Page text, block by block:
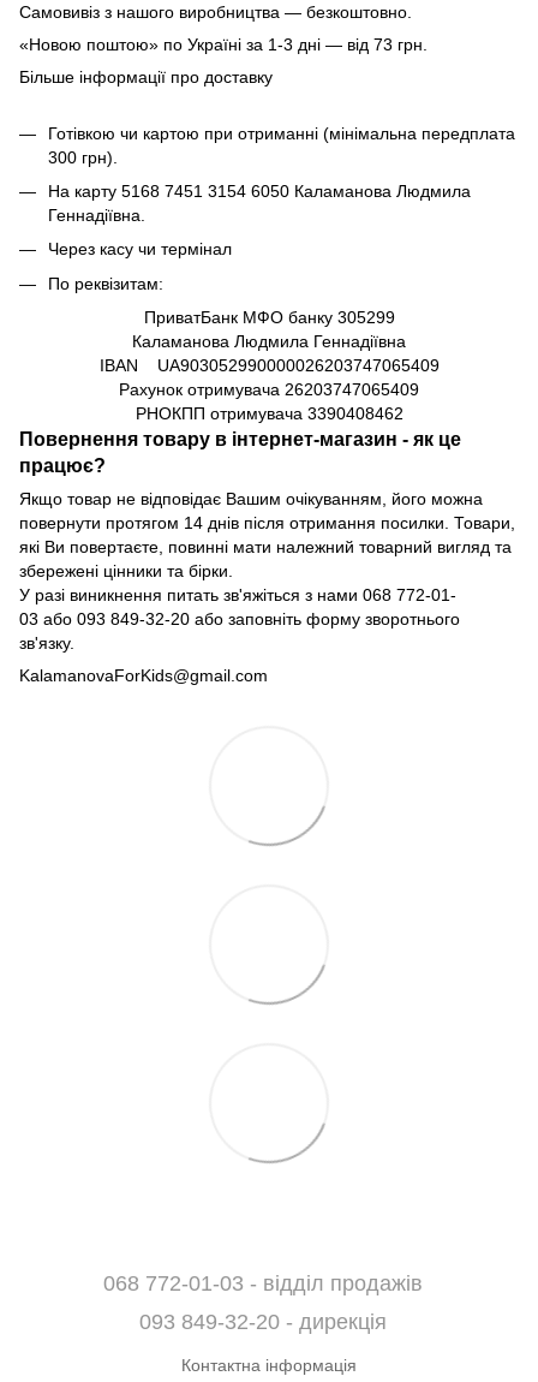
Самовивіз з нашого виробництва — безкоштовно.
«Новою поштою» по Україні за 1-3 дні — від 73 грн.
Більше інформації про доставку
Готівкою чи картою при отриманні (мінімальна передплата
300 грн).
На карту 5168 7451 3154 6050 Каламанова Людмила
Геннадіївна.
Через касу чи термінал
По реквізитам:
ПриватБанк МФО банку 305299
Каламанова Людмила Геннадіївна
IBAN UA903052990000026203747065409
Рахунок отримувача 26203747065409
РНОКПП отримувача 3390408462
Повернення товару в інтернет-магазин - як це
працює?
Якщо товар не відповідає Вашим очікуванням, його можна
повернути протягом 14 днів після отримання посилки. Товари,
які Ви повертаєте, повинні мати належний товарний вигляд та
збережені цінники та бірки.
У разі виникнення питать зв'яжіться з нами 068 772-01-
03 або 093 849-32-20 або заповніть форму зворотнього
зв'язку.
KalamanovaForKids@gmail.com
068 772-01-03 - відділ продажів
093 849-32-20 - дирекція
Контактна інформація